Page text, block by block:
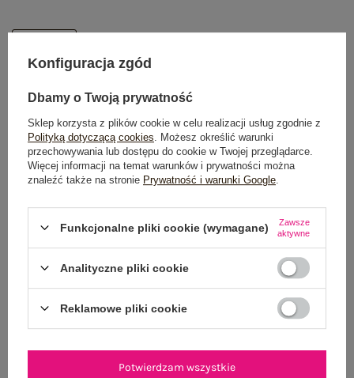
DODAJ DO KOSZYKA
Możesz kupić także poprzez:
Wysyłka wponiedziałek
Konfiguracja zgód
Dbamy o Twoją prywatność
Sklep korzysta z plików cookie w celu realizacji usług zgodnie z
Polityką dotyczącą cookies . Możesz określić warunki
przechowywania lub dostępu do cookie w Twojej przeglądarce.
Więcej informacji na temat warunków i prywatności można
znaleźć także na stronie Prywatność i warunki Google
Funkcjonalne pliki cookie (wymagane)
Zawsze
aktywne
Analityczne pliki cookie
Reklamowe pliki cookie
Potwierdzam wszystkie